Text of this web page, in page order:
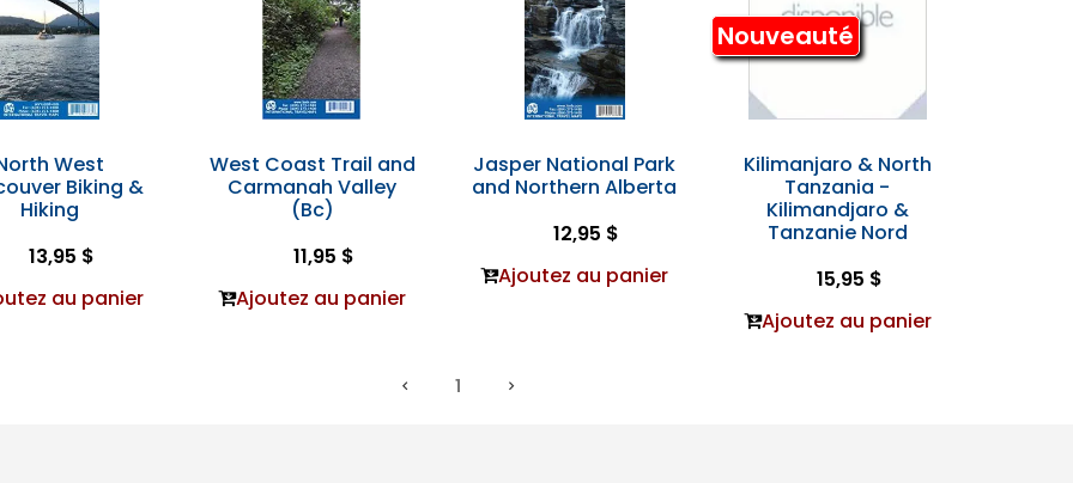
West
Biking &
Hiking
13,95 $
au panier
West Coast Trail and
Carmanah Valley
(Bc)
11,95 $
Ajoutez au panier
Jasper National Park
and Northern Alberta
12,95 $
Ajoutez au panier
Nouveauté
Kilimanjaro & North
Tanzania -
Kilimandjaro &
Tanzanie Nord
15,95 $
Ajoutez au panier
1